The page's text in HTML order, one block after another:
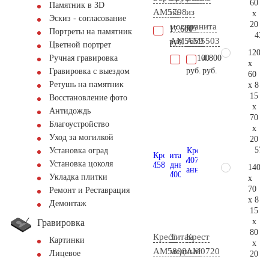
Памятник в 3D
Эскиз - согласование
Портреты на памятник
Цветной портрет
Ручная гравировка
Гравировка с выездом
Ретушь на памятник
Восстановление фото
Антидождь
Благоустройство
Уход за могилкой
Установка оград
Установка цоколя
Укладка плитки
Ремонт и Реставрация
Демонтаж
Гравировка
Картинки
Лицевое
AM5798
17.600
руб.
на
могилу
AM5659
17.100
руб.
из
гранита
AM5503
4.800
руб.
Крест
AM5808
Титан
медный
Крест
AM0720
60
x
20
120
x
60
x 8
15
x
70
x
20
140
x
70
x 8
15
x
80
x
20